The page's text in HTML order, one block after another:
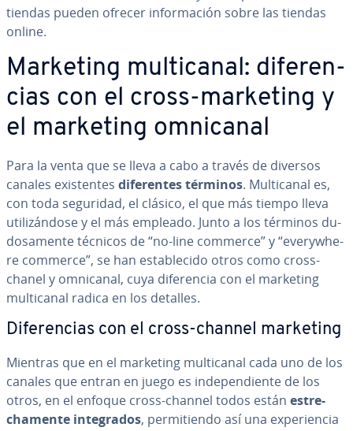
tiendas pueden ofrecer in­fo­r­ma­ción sobre las tiendas
online.
Marketing mu­l­ti­ca­nal: di­fe­re­n­
cias con el cross-marketing y
el marketing omnicanal
Para la venta que se lleva a cabo a través de diversos
canales exi­s­te­n­tes di­fe­re­n­tes términos. Mu­l­ti­ca­nal es,
con toda seguridad, el clásico, el que más tiempo lleva
uti­li­zá­n­do­se y el más empleado. Junto a los términos du­
do­sa­me­n­te técnicos de “no-line commerce” y “eve­r­y­whe­
re commerce”, se han es­ta­ble­ci­do otros como cross-
chanel y omnicanal, cuya di­fe­re­n­cia con el marketing
mu­l­ti­ca­nal radica en los detalles.
Di­fe­re­n­cias con el cross-channel marketing
Mientras que en el marketing mu­l­ti­ca­nal cada uno de los
canales que entran en juego es in­de­pe­n­die­n­te de los
otros, en el enfoque cross-channel todos están es­tre­
cha­me­n­te in­te­gra­dos, pe­r­mi­tie­n­do así una ex­pe­rie­n­cia